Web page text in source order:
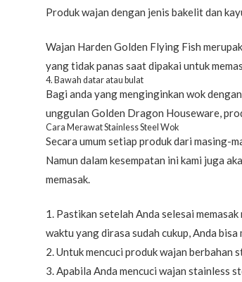
Produk wajan dengan jenis bakelit dan
Wajan Harden Golden Flying Fish
yang tidak panas saat dipakai untuk
4. Bawah datar atau bulat
Bagi anda yang menginginkan wok
unggulan Golden Dragon Houseware,
Cara Merawat Stainless Steel Wok
Secara umum setiap produk dari masing-
Namun dalam kesempatan ini kami juga
memasak.
1. Pastikan setelah Anda selesai
waktu yang dirasa sudah cukup, Anda
2. Untuk mencuci produk wajan berbahan
3. Apabila Anda mencuci wajan stainless